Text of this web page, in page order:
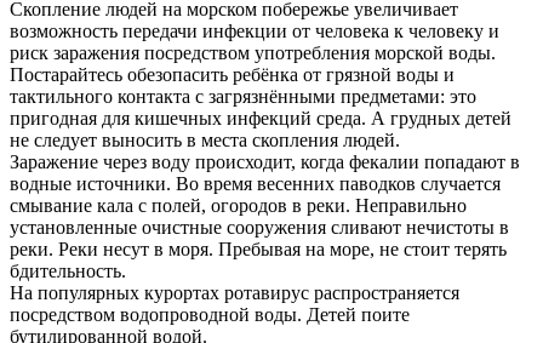
Скопление людей на морском побережье увеличивает
возможность передачи инфекции от человека к человеку и
риск заражения посредством употребления морской воды.
Постарайтесь обезопасить ребёнка от грязной воды и
тактильного контакта с загрязнёнными предметами: это
пригодная для кишечных инфекций среда. А грудных детей
не следует выносить в места скопления людей.
Заражение через воду происходит, когда фекалии попадают в
водные источники. Во время весенних паводков случается
смывание кала с полей, огородов в реки. Неправильно
установленные очистные сооружения сливают нечистоты в
реки. Реки несут в моря. Пребывая на море, не стоит терять
бдительность.
На популярных курортах ротавирус распространяется
посредством водопроводной воды. Детей поите
бутилированной водой.